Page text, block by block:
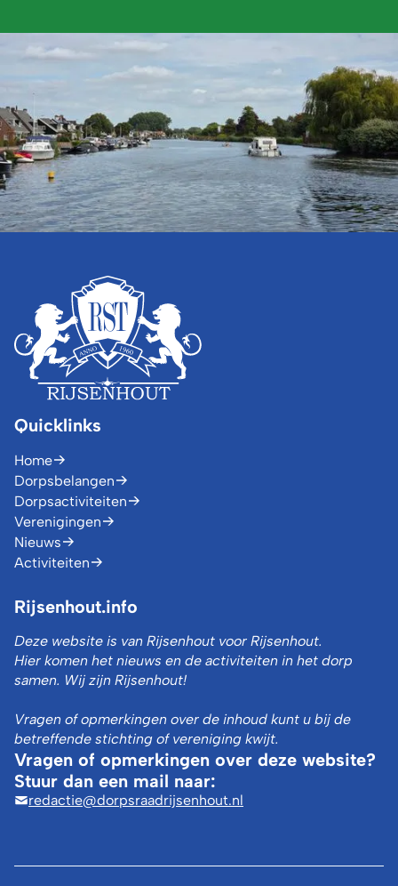
Quicklinks
Home
Dorpsbelangen
Dorpsactiviteiten
Verenigingen
Nieuws
Activiteiten
Rijsenhout.info
Deze website is van Rijsenhout voor Rijsenhout.
Hier komen het nieuws en de activiteiten in het dorp
samen. Wij zijn Rijsenhout!
Vragen of opmerkingen over de inhoud kunt u bij de
betreffende stichting of vereniging kwijt.
Vragen of opmerkingen over deze website?
Stuur dan een mail naar:
redactie@dorpsraadrijsenhout.nl